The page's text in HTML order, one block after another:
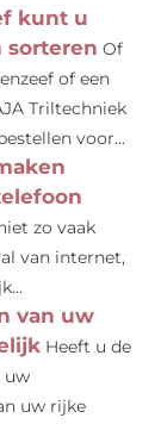
kunt u
sorteren Of
of een
Triltechniek
voor...
zo vaak
van internet,
van uw
Heeft u de
uw
uw rijke